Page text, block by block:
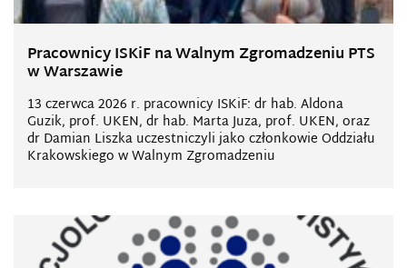
Pracownicy ISKiF na Walnym Zgromadzeniu PTS
w Warszawie
13 czerwca 2026 r. pracownicy ISKiF: dr hab. Aldona
Guzik, prof. UKEN, dr hab. Marta Juza, prof. UKEN, oraz
dr Damian Liszka uczestniczyli jako członkowie Oddziału
Krakowskiego w Walnym Zgromadzeniu